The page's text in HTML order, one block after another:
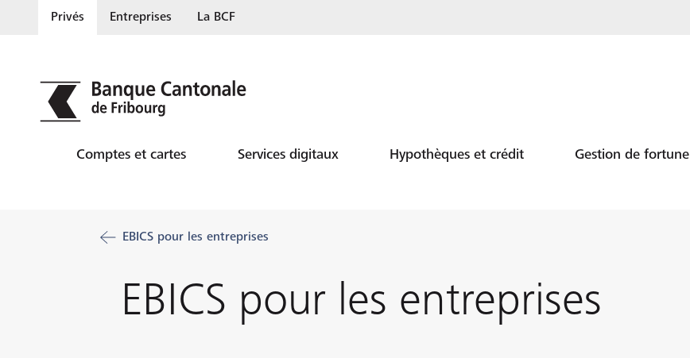
Privés Entreprises La BCF
Comptes et cartes Services digitaux Hypothèques et crédit Gestion de fortune
EBICS pour les entreprises
EBICS pour les entreprises